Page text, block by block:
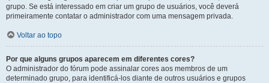
grupo. Se está interessado em criar um grupo de usuários, você deverá
primeiramente contatar o administrador com uma mensagem privada.
Voltar ao topo
Por que alguns grupos aparecem em diferentes cores?
O administrador do fórum pode assinalar cores aos membros de um
determinado grupo, para identificá-los diante de outros usuários e grupos